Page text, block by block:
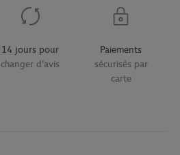
14 jours pour
changer d'avis
Paiements
sécurisés par
carte